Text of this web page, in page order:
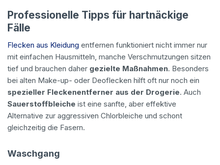
Professionelle Tipps für hartnäckige
Fälle
Flecken aus Kleidung entfernen funktioniert nicht immer nur
mit einfachen Hausmitteln, manche Verschmutzungen sitzen
tief und brauchen daher gezielte Maßnahmen. Besonders
bei alten Make-up- oder Deoflecken hilft oft nur noch ein
spezieller Fleckenentferner aus der Drogerie. Auch
Sauerstoffbleiche ist eine sanfte, aber effektive
Alternative zur aggressiven Chlorbleiche und schont
gleichzeitig die Fasern.
Waschgang